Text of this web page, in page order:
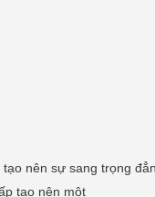
nên sự sang trọng
tạo nên một